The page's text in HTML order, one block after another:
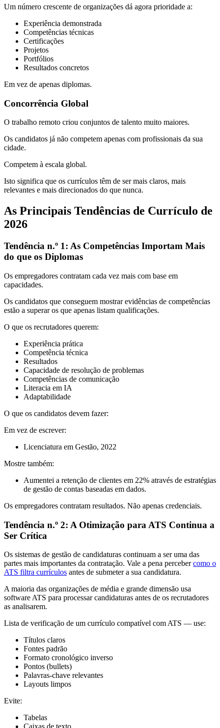
Um número crescente de organizações dá agora prioridade a:
Experiência demonstrada
Competências técnicas
Certificações
Projetos
Portfólios
Resultados concretos
Em vez de apenas diplomas.
Concorrência Global
O trabalho remoto criou conjuntos de talento muito maiores.
Os candidatos já não competem apenas com profissionais da sua
cidade.
Competem à escala global.
Isto significa que os currículos têm de ser mais claros, mais
relevantes e mais direcionados do que nunca.
As Principais Tendências de Currículo de
2026
Tendência n.º 1: As Competências Importam Mais
do que os Diplomas
Os empregadores contratam cada vez mais com base em
capacidades.
Os candidatos que conseguem mostrar evidências de competências
estão a superar os que apenas listam qualificações.
O que os recrutadores querem:
Experiência prática
Competência técnica
Resultados
Capacidade de resolução de problemas
Competências de comunicação
Literacia em IA
Adaptabilidade
O que os candidatos devem fazer:
Em vez de escrever:
Licenciatura em Gestão, 2022
Mostre também:
Aumentei a retenção de clientes em 22% através de estratégias
de gestão de contas baseadas em dados.
Os empregadores contratam resultados. Não apenas credenciais.
Tendência n.º 2: A Otimização para ATS Continua a
Ser Crítica
Os sistemas de gestão de candidaturas continuam a ser uma das
partes mais importantes da contratação. Vale a pena percebercomo o
ATS filtra currículos antes de submeter a sua candidatura.
A maioria das organizações de média e grande dimensão usa
software ATS para processar candidaturas antes de os recrutadores
as analisarem.
Lista de verificação de um currículo compatível com ATS — use:
Títulos claros
Fontes padrão
Formato cronológico inverso
Pontos (bullets)
Palavras-chave relevantes
Layouts limpos
Evite:
Tabelas